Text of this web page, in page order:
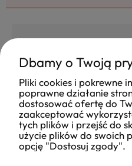
4.8
Ocena
Na
177
Jak
Dbamy o Twoją
Pliki cookies i pokrewne
poprawne działanie
dostosować ofertę do
zaakceptować
tych plików i przejść do
użycie plików do swoich
opcję "Dostosuj zgody".